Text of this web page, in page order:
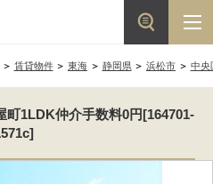
賃貸物件 東海 静岡県 浜松市 中央
町1LDK仲介手数料0円[164701-